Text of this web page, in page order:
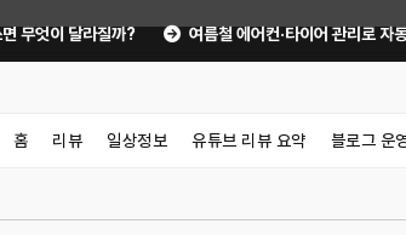
여름철 에어컨·타이어 관리로 자동차 고장 예방하기
홈 리뷰 일상정보 유튜브 리뷰 요약 블로그 운